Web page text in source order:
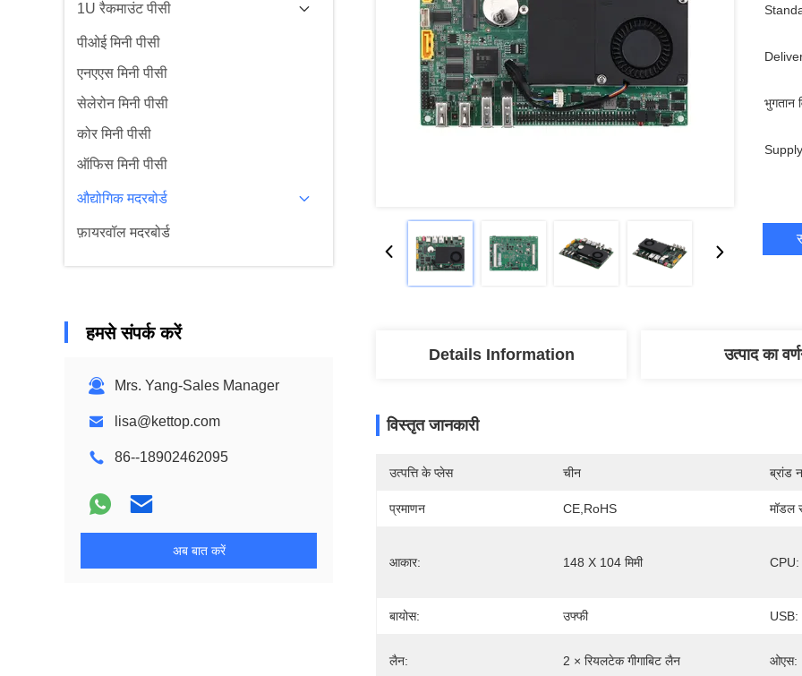
1U रैकमाउंट पीसी
पीओई मिनी पीसी
एनएएस मिनी पीसी
सेलेरोन मिनी पीसी
कोर मिनी पीसी
ऑफिस मिनी पीसी
औद्योगिक मदरबोर्ड
फ़ायरवॉल मदरबोर्ड
हमसे संपर्क करें
Mrs. Yang-Sales Manager
lisa@kettop.com
86--18902462095
अब बात करें
भुगतान
Details Information उत्पाद का
विस्तृत जानकारी
उत्पत्ति के प्लेस चीन ब्रांड
प्रमाणन CE,RoHS मॉडल
आकार: 148 X 104 मिमी CPU:
बायोस: उफ्फी USB:
लैन: 2 × रियलटेक गीगाबिट लैन ओएस: